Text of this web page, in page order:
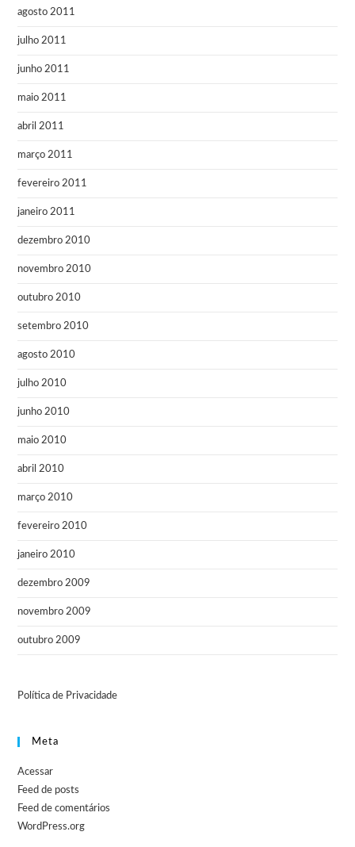
agosto 2011
julho 2011
junho 2011
maio 2011
abril 2011
março 2011
fevereiro 2011
janeiro 2011
dezembro 2010
novembro 2010
outubro 2010
setembro 2010
agosto 2010
julho 2010
junho 2010
maio 2010
abril 2010
março 2010
fevereiro 2010
janeiro 2010
dezembro 2009
novembro 2009
outubro 2009
Política de Privacidade
Meta
Acessar
Feed de posts
Feed de comentários
WordPress.org